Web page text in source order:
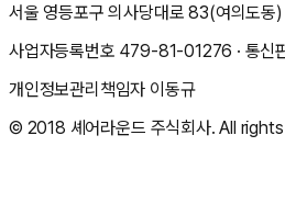
서울 영등포구 의사당대로 83(여의도동
사업자등록번호 479-81-01276 · 통신
개인정보관리책임자 이동규
© 2018 셰어라운드 주식회사. All